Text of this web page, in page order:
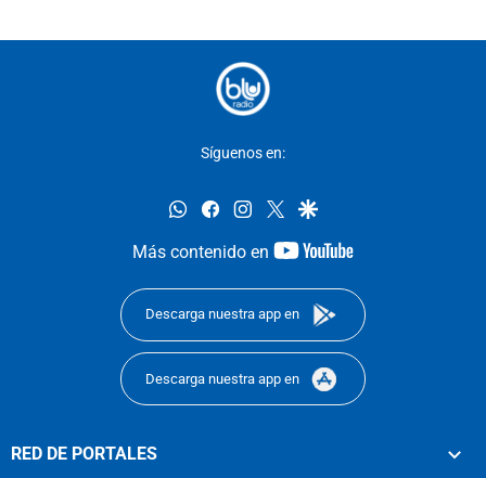
Síguenos en:
whatsappfacebookinstagram
twittergoogle
Más contenido en
youtube-
Descarga nuestra app en
Descarga nuestra app en
RED DE PORTALES